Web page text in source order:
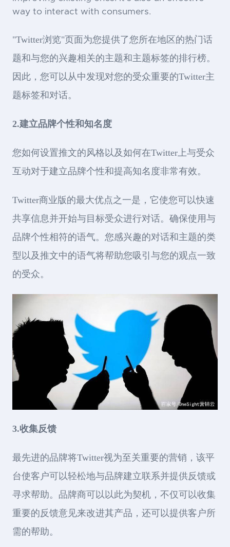
way to interact with consumers.
"Twitter浏览"页面为您提供了您所在地区的热门话
题和与您的兴趣相关的主题和主题标签的排行榜。
因此，您可以从中发现对您的受众重要的Twitter主
题标签和对话。
2.建立品牌个性和知名度
您如何设置推文的风格以及如何在Twitter上与受众
互动对于建立品牌个性和提高知名度非常有效。
Twitter商业版的最大优点之一是，它使您可以快速
共享信息并开始与目标受众进行对话。确保使用与
品牌个性相符的语气。您感兴趣的对话和主题的类
型以及推文中的语气将帮助您吸引与您的观点一致
的受众。
3.收集反馈
最先进的品牌将Twitter视为至关重要的营销，该平
台使客户可以轻松地与品牌建立联系并提供反馈或
寻求帮助。品牌商可以以此为契机，不仅可以收集
重要的反馈意见来改进其产品，还可以提供客户所
需的帮助。